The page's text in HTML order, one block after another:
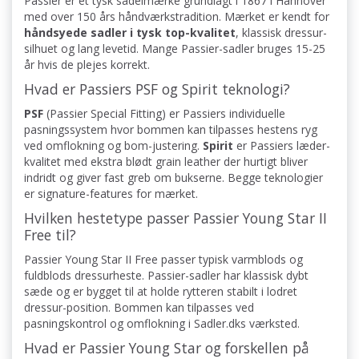
med over 150 års håndværkstradition. Mærket er kendt for
håndsyede sadler i tysk top-kvalitet, klassisk dressur-
silhuet og lang levetid. Mange Passier-sadler bruges 15-25
år hvis de plejes korrekt.
Hvad er Passiers PSF og Spirit teknologi?
PSF (Passier Special Fitting) er Passiers individuelle
pasningssystem hvor bommen kan tilpasses hestens ryg
ved omflokning og bom-justering. Spirit er Passiers læder-
kvalitet med ekstra blødt grain leather der hurtigt bliver
indridt og giver fast greb om bukserne. Begge teknologier
er signature-features for mærket.
Hvilken hestetype passer Passier Young Star II
Free til?
Passier Young Star II Free passer typisk varmblods og
fuldblods dressurheste. Passier-sadler har klassisk dybt
sæde og er bygget til at holde rytteren stabilt i lodret
dressur-position. Bommen kan tilpasses ved
pasningskontrol og omflokning i Sadler.dks værksted.
Hvad er Passier Young Star og forskellen på